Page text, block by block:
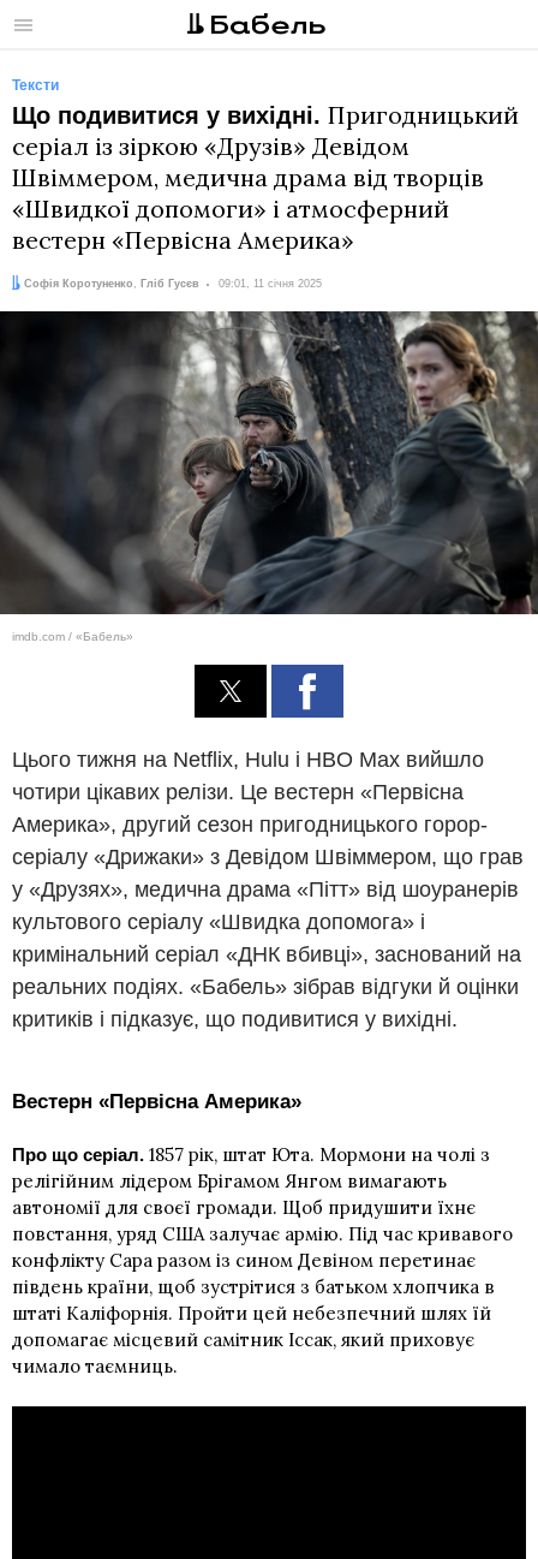
Меню
Тексти
Що подивитися у вихідні. Пригодницький
серіал із зіркою «Друзів» Девідом
Швіммером, медична драма від творців
«Швидкої допомоги» і атмосферний
вестерн «Первісна Америка»
Автори:
Софія Коротуненко , Гліб Гусєв
Дата: 09:01, 11 січня 2025
imdb.com / «Бабель»
Цього тижня на Netflix, Hulu і HBO Max вийшло
чотири цікавих релізи. Це вестерн «Первісна
Америка», другий сезон пригодницького горор-
серіалу «Дрижаки» з Девідом Швіммером, що грав
у «Друзях», медична драма «Пітт» від шоуранерів
культового серіалу «Швидка допомога» і
кримінальний серіал «ДНК вбивці», заснований на
реальних подіях. «Бабель» зібрав відгуки й оцінки
критиків і підказує, що подивитися у вихідні.
Вестерн «Первісна Америка»
Про що серіал. 1857 рік, штат Юта. Мормони на чолі з
релігійним лідером Брігамом Янгом вимагають
автономії для своєї громади. Щоб придушити їхнє
повстання, уряд США залучає армію. Під час кривавого
конфлікту Сара разом із сином Девіном перетинає
південь країни, щоб зустрітися з батьком хлопчика в
штаті Каліфорнія. Пройти цей небезпечний шлях їй
допомагає місцевий самітник Іссак, який приховує
чимало таємниць.